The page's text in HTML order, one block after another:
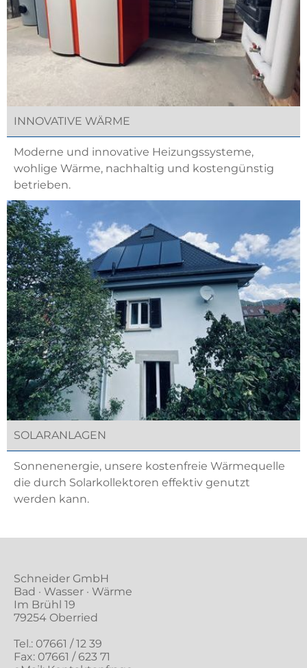
INNOVATIVE WÄRME
Moderne und innovative Heizungssysteme,
wohlige Wärme, nachhaltig und kostengünstig
betrieben.
SOLARANLAGEN
Sonnenenergie, unsere kostenfreie Wärmequelle
die durch Solarkollektoren effektiv genutzt
werden kann.
Schneider GmbH
Bad · Wasser · Wärme
Im Brühl 19
79254 Oberried
Tel.: 07661 / 12 39
Fax: 07661 / 623 71